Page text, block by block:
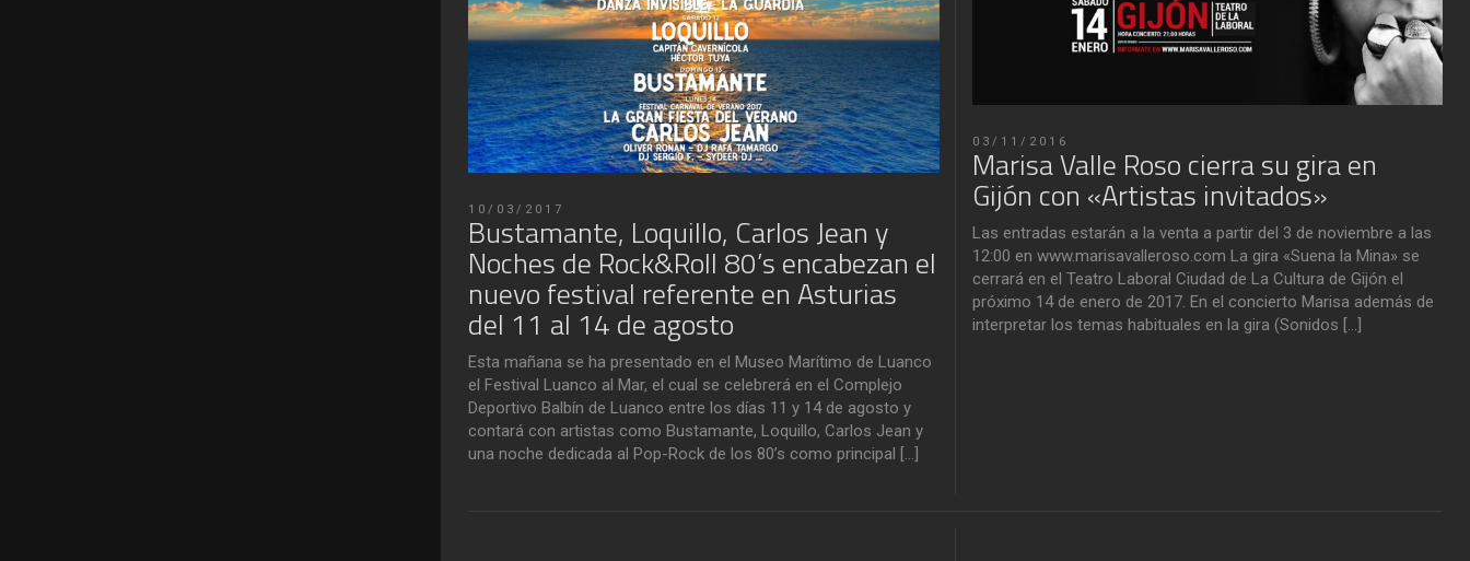
10/03/2017
Bustamante, Loquillo, Carlos Jean y
Noches de Rock&Roll 80’s encabezan el
nuevo festival referente en Asturias
del 11 al 14 de agosto
Esta mañana se ha presentado en el Museo Marítimo de Luanco
el Festival Luanco al Mar, el cual se celebrerá en el Complejo
Deportivo Balbín de Luanco entre los días 11 y 14 de agosto y
contará con artistas como Bustamante, Loquillo, Carlos Jean y
una noche dedicada al Pop-Rock de los 80’s como principal […]
03/11/2016
Marisa Valle Roso cierra su gira en
Gijón con «Artistas invitados»
Las entradas estarán a la venta a partir del 3 de noviembre a las
12:00 en www.marisavalleroso.com La gira «Suena la Mina» se
cerrará en el Teatro Laboral Ciudad de La Cultura de Gijón el
próximo 14 de enero de 2017. En el concierto Marisa además de
interpretar los temas habituales en la gira (Sonidos […]